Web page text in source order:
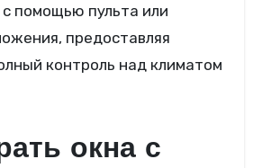
помощью пульта или
предоставляя
контроль над климатом
окна с